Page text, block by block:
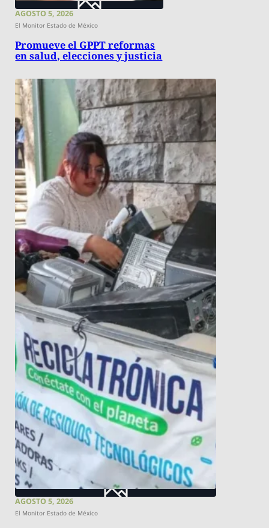
AGOSTO 5, 2026
El Monitor Estado de México
Promueve el GPPT reformas
en salud, elecciones y justicia
AGOSTO 5, 2026
El Monitor Estado de México